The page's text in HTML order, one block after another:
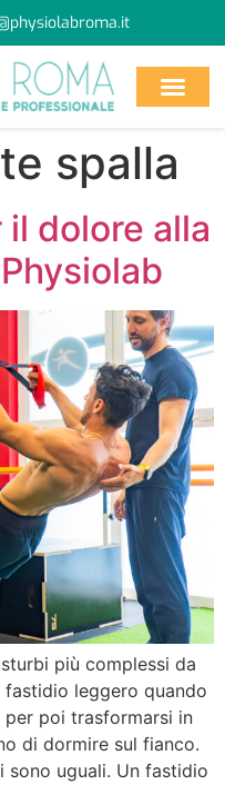
spalla
dolore alla
più complessi da
leggero quando
per poi trasformarsi in
di dormire sul fianco.
uguali. Un fastidio